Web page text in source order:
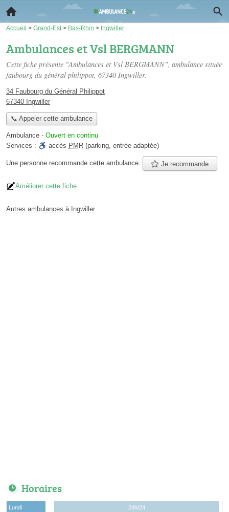
Accueil > Grand-Est > Bas-Rhin > Ingwiller
Ambulances et Vsl BERGMANN
Cette fiche présente "Ambulances et Vsl BERGMANN", ambulance située
faubourg du général philippot, 67340 Ingwiller.
34 Faubourg du Général Philippot
67340 Ingwiller
📞 Appeler cette ambulance
Ambulance - Ouvert en continu
Services :
accès PMR (parking, entrée adaptée)
Une personne recommande cette ambulance. Je recommande
Améliorer cette fiche
Autres ambulances à Ingwiller
Horaires
Lundi
24h/24